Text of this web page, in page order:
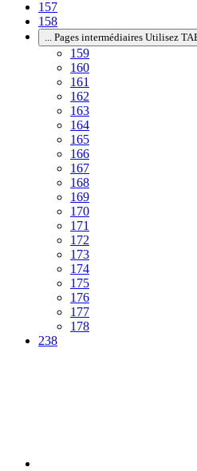
157
158
Pages intermédiaires Utilisez
159
160
161
162
163
164
165
166
167
168
169
170
171
172
173
174
175
176
177
178
238